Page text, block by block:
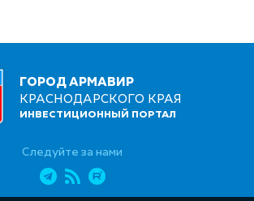
ГОРОД АРМАВИР
КРАСНОДАРСКОГО КРАЯ
ИНВЕСТИЦИОННЫЙ ПОРТАЛ
Следуйте за нами